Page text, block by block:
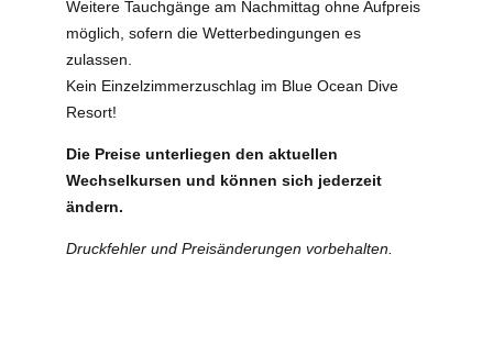
Weitere Tauchgänge am Nachmittag ohne Aufpreis
möglich, sofern die Wetterbedingungen es
zulassen.
Kein Einzelzimmerzuschlag im Blue Ocean Dive
Resort!
Die Preise unterliegen den aktuellen
Wechselkursen und können sich jederzeit
ändern.
Druckfehler und Preisänderungen vorbehalten.